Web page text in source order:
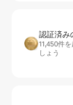
認証済み
11,450件
しょう